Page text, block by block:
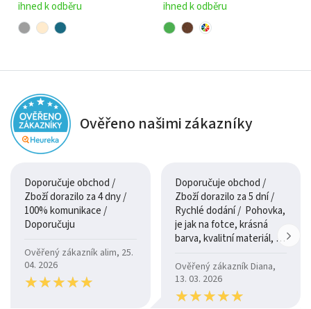
ihned k odběru ihned k odběru
Ověřeno našimi zákazníky
Doporučuje obchod /
Zboží dorazilo za 4 dny /
100% komunikace /
Doporučuju
Ověřený zákazník alim, 25.
04. 2026
★★★★★
★★★★★
Doporučuje obchod /
Zboží dorazilo za 5 dní /
Rychlé dodání / Pohovka,
je jak na fotce, krásná
barva, kvalitní materiál, a
Ověřený zákazník Diana,
13. 03. 2026
★★★★★
★★★★★